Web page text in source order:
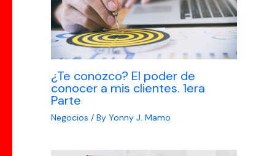
¿Te conozco? El poder de
conocer a mis clientes. 1era
Parte
Negocios / By Yonny J. Mamo